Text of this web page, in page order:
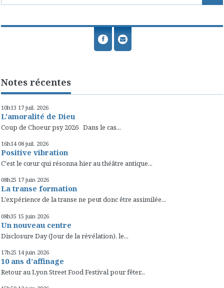
Notes récentes
10h13 17 juil. 2026
L'amoralité de Dieu
Coup de Choeur psy 2026 Dans le cas...
16h14 08 juil. 2026
Positive vibration
C'est le cœur qui résonna hier au théâtre antique...
08h25 17 juin 2026
La transe formation
L'expérience de la transe ne peut donc être assimilée...
08h35 15 juin 2026
Un nouveau centre
Disclosure Day (Jour de la révélation), le...
17h25 14 juin 2026
10 ans d’affinage
Retour au Lyon Street Food Festival pour fêter...